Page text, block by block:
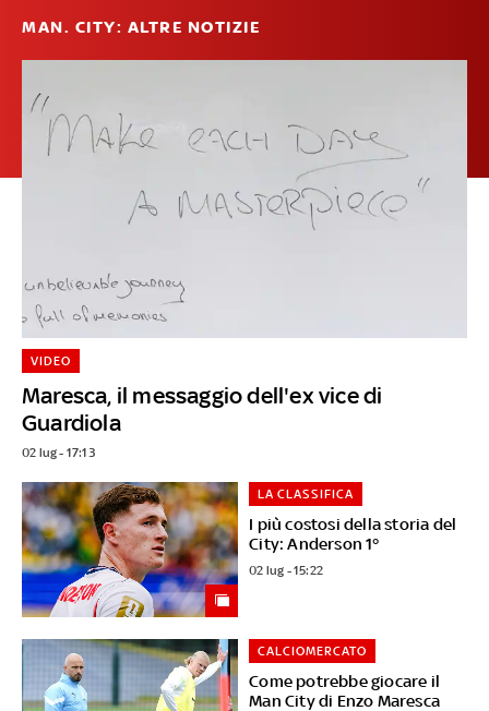
MAN. CITY: ALTRE NOTIZIE
Maresca, il messaggio dell'ex vice di
Guardiola
VIDEO
02 lug - 17:13
I più costosi della storia del
City: Anderson 1°
LA CLASSIFICA
02 lug - 15:22
Come potrebbe giocare il
Man City di Enzo Maresca
CALCIOMERCATO